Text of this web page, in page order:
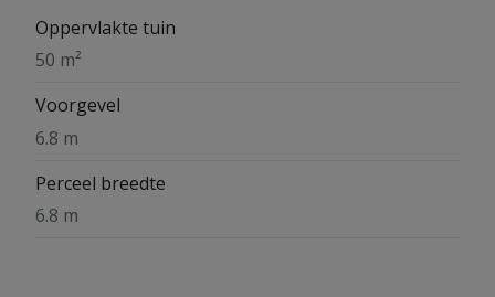
Oppervlakte tuin
50 m²
Voorgevel
6.8 m
Perceel breedte
6.8 m